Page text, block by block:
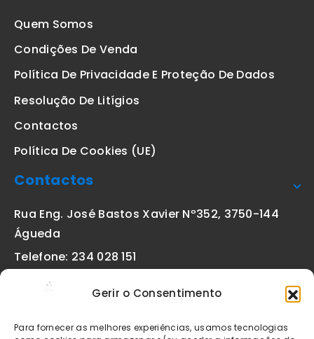
Gerir o Consentimento
Para fornecer as melhores experiências, usamos tecnologias
Quem Somos
Condições De Venda
Política De Privacidade E Proteção De Dados
Resolução De Litígios
Contactos
Política De Cookies (UE)
Contactos
Rua Eng. José Bastos Xavier Nº352, 3750-144
Águeda
Telefone: 234 028 151
geral@etiquetas-online.pt